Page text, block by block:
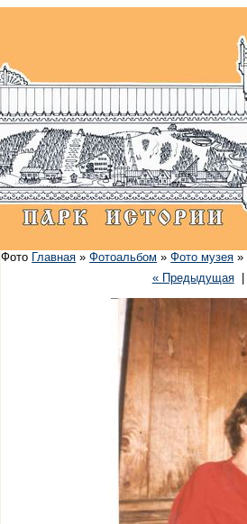
Фото Главная »Фотоальбом »Фото музея »
« Предыдущая|